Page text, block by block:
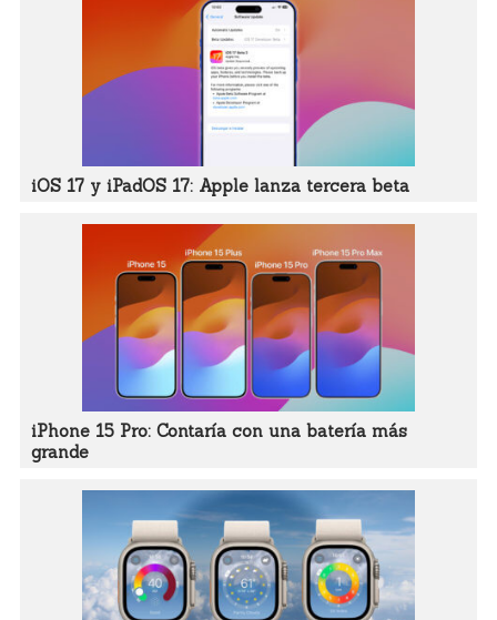
iOS 17 y iPadOS 17: Apple lanza tercera beta
iPhone 15 Pro: Contaría con una batería más
grande